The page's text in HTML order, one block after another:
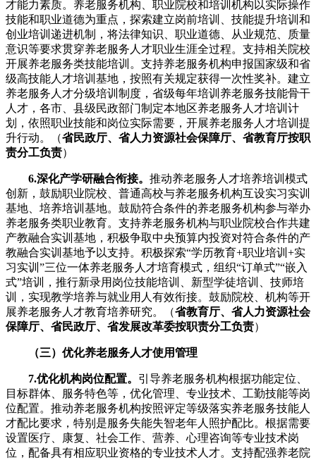
才能力素质。养老服务机构、职业院校和培训机构以实际操作
技能和职业道德为重点，探索建立岗前培训、技能提升培训和
创业培训递进机制，将法律知识、职业道德、从业规范、质量
意识等要求贯穿养老服务人才职业生涯全过程。支持相关院校
开展养老服务类技能培训。支持养老服务机构申报国家级和省
级高技能人才培训基地，按照有关规定获得一次性奖补。建立
养老服务人才分级培训制度，省级每年培训养老服务技能骨干
人才，各市、县级民政部门制定本地区养老服务人才培训计
划，依照职业技能和岗位实际需要，开展养老服务人才培训提
升行动。（省民政厅、省人力资源社会保障厅、省教育厅按职
责分工负责）
6.深化产学研融合衔接。 推动养老服务人才培养培训模式
创新，鼓励职业院校、普通高校与养老服务机构互设实习实训
基地、培养培训基地。鼓励符合条件的养老服务机构参与举办
养老服务类职业教育。支持养老服务机构与职业院校合作共建
产教融合实训基地，积极争取中央预算内投资对符合条件的产
教融合实训基地予以支持。积极探索“学历教育+职业培训+实
习实训”三位一体养老服务人才培育模式，组织“订单式”“嵌入
式”培训，推行新录用岗位技能培训、新型学徒培训、技师培
训，实现教学培养与就业用人有效衔接。鼓励院校、机构等开
展养老服务人才教育培养研究。（省教育厅、省人力资源社会
保障厅、省民政厅、省发展改革委按职责分工负责）
（三）优化养老服务人才使用管理
7.优化机构岗位配置。 引导养老服务机构根据功能定位、
目标群体、服务特色等，优化管理、专业技术、工勤技能等岗
位配置。推动养老服务机构按照评定等级落实养老服务技能人
才配比要求，特别是服务失能失智老年人照护配比。根据需要
设置医疗、康复、社会工作、营养、心理咨询等专业技术岗
位，配备具有相应职业资格的专业技术人才。支持配强养老院